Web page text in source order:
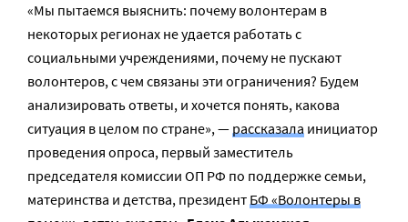
«Мы пытаемся выяснить: почему волонтерам в
некоторых регионах не удается работать с
социальными учреждениями, почему не пускают
волонтеров, с чем связаны эти ограничения? Будем
анализировать ответы, и хочется понять, какова
ситуация в целом по стране», —рассказала инициатор
проведения опроса, первый заместитель
председателя комиссии ОП РФ по поддержке семьи,
материнства и детства, президентБФ «Волонтеры в